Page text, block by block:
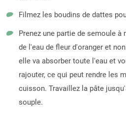
Filmez les boudins de dattes
Prenez une partie de semoule à
de l'eau de fleur d'oranger et
elle va absorber toute l'eau et
rajouter, ce qui peut rendre les
cuisson. Travaillez la pâte
souple.